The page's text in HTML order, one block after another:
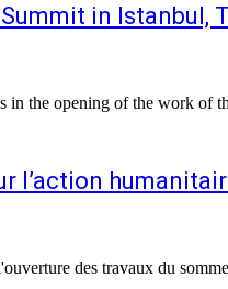
in Istanbul,
the opening of the work of
l’action
des travaux du